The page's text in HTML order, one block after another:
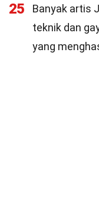
25
Banyak artis
teknik dan
yang